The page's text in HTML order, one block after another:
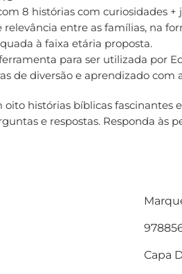
8 histórias com curiosidades
relevância entre as famílias, na
à faixa etária proposta.
para ser utilizada por
de diversão e aprendizado com
oito histórias bíblicas
e respostas. Responda às
Capa